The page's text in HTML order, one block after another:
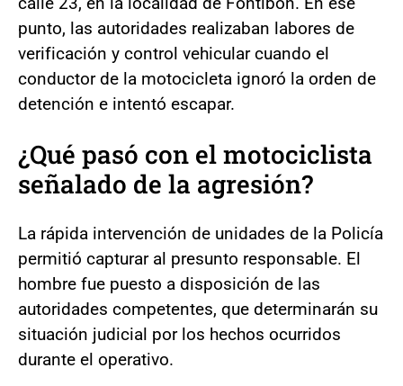
punto, las autoridades realizaban labores de
verificación y control vehicular cuando el
conductor de la motocicleta ignoró la orden de
detención e intentó escapar.
¿Qué pasó con el motociclista
señalado de la agresión?
La rápida intervención de unidades de la Policía
permitió capturar al presunto responsable. El
hombre fue puesto a disposición de las
autoridades competentes, que determinarán su
situación judicial por los hechos ocurridos
durante el operativo.